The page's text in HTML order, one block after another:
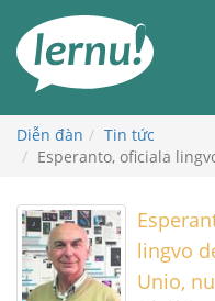
đến
phần
dung
Diễn đàn
Tin tức
Esperanto, oficiala
lingvo
Unio,